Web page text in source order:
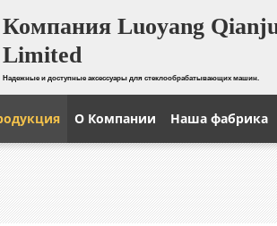
Компания Luoyang
Limited
Надежные и доступные аксессуары для стеклообрабатывающих машин.
О Компании Наша фабрика